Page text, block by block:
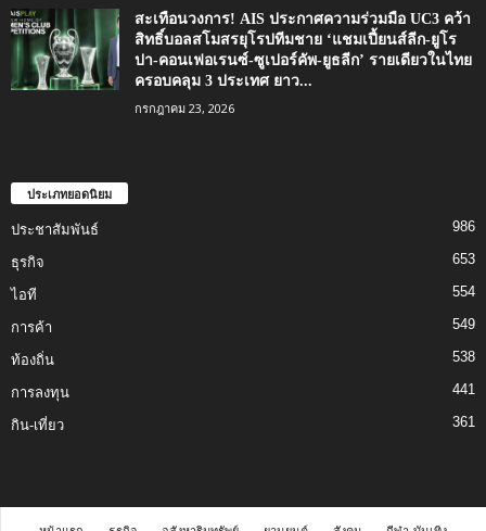
สะเทือนวงการ! AIS ประกาศความร่วมมือ UC3 คว้า
สิทธิ์บอลสโมสรยุโรปทีมชาย ‘แชมเปี้ยนส์ลีก-ยูโร
ปา-คอนเฟอเรนซ์-ซูเปอร์คัพ-ยูธลีก’ รายเดียวในไทย
ครอบคลุม 3 ประเทศ ยาว...
กรกฎาคม 23, 2026
ประเภทยอดนิยม
ประชาสัมพันธ์ 986
ธุรกิจ 653
ไอที 554
การค้า 549
ท้องถิ่น 538
การลงทุน 441
กิน-เที่ยว 361